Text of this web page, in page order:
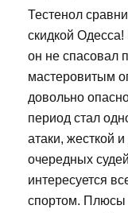
Тестенол
скидкой Одесса!
он не спасовал
мастеровитым
довольно
период стал
атаки, жесткой
очередных
интересуется
спортом. Плюсы